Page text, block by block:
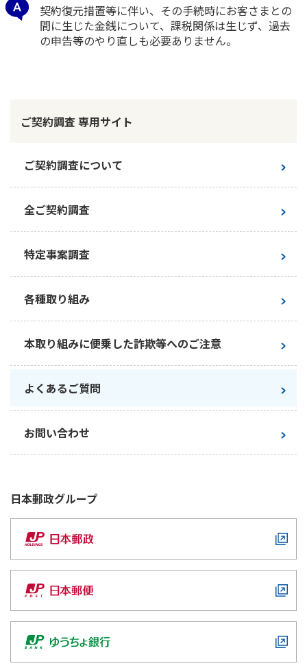
保険用語集
お問い合わせ
契約復元措置等に伴い、その手続時にお客さまとの
間に生じた金銭について、課税関係は生じず、過去
の申告等のやり直しも必要ありません。
ご契約調査 専用サイト
ご契約調査について
全ご契約調査
特定事案調査
各種取り組み
本取り組みに便乗した詐欺等へのご注意
よくあるご質問
お問い合わせ
日本郵政グループ